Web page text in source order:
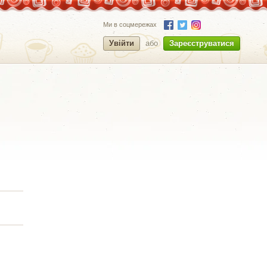
Ми в соцмережах
Увійти або Зареєструватися